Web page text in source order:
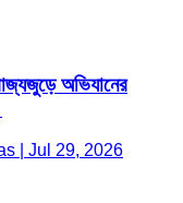
অভিযানের
| Jul 29, 2026